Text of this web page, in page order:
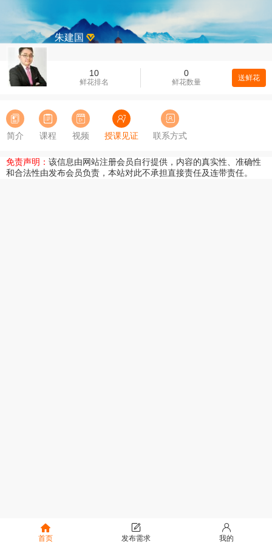
10
鲜花排名
0
鲜花数量 送鲜花
朱建国
简介 课程 视频 授课见证 联系方式
免责声明： 该信息由网站注册会员自行提供，内容的真实性、准确性
和合法性由发布会员负责，本站对此不承担直接责任及连带责任。
首页 发布需求 我的